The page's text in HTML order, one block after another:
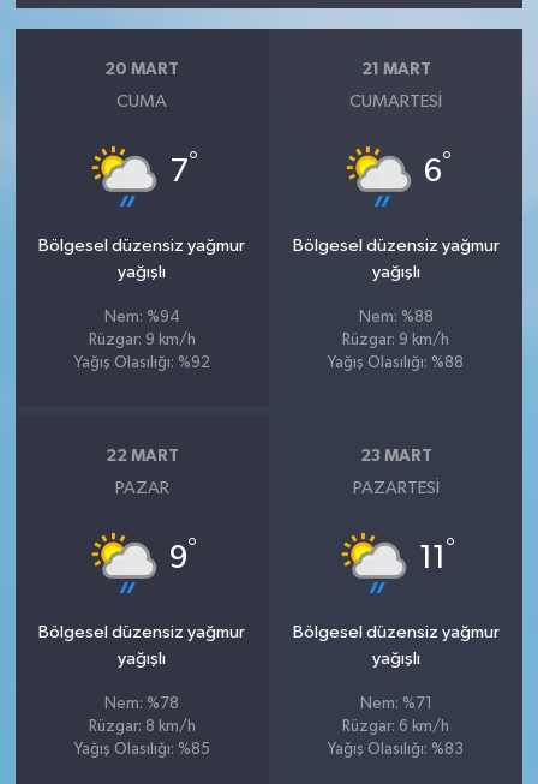
20 MART
CUMA
7°
Bölgesel düzensiz yağmur
yağışlı
Nem: %94
Rüzgar: 9 km/h
Yağış Olasılığı: %92
21 MART
CUMARTESI
6°
Bölgesel düzensiz yağmur
yağışlı
Nem: %88
Rüzgar: 9 km/h
Yağış Olasılığı: %88
22 MART
PAZAR
9°
Bölgesel düzensiz yağmur
yağışlı
Nem: %78
Rüzgar: 8 km/h
Yağış Olasılığı: %85
23 MART
PAZARTESI
11 °
Bölgesel düzensiz yağmur
yağışlı
Nem: %71
Rüzgar: 6 km/h
Yağış Olasılığı: %83